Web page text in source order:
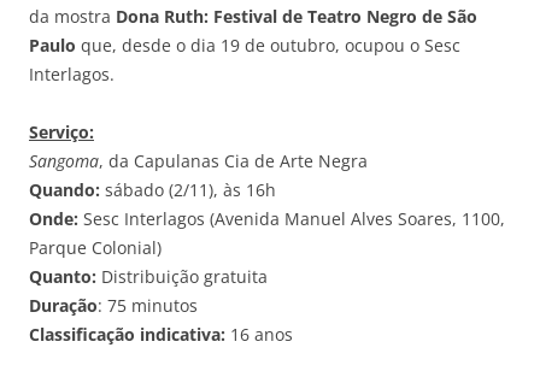
da mostra Dona Ruth: Festival de Teatro Negro de São
Paulo que, desde o dia 19 de outubro, ocupou o Sesc
Interlagos.
Serviço:
Sangoma, da Capulanas Cia de Arte Negra
Quando: sábado (2/11), às 16h
Onde: Sesc Interlagos (Avenida Manuel Alves Soares, 1100,
Parque Colonial)
Quanto: Distribuição gratuita
Duração: 75 minutos
Classificação indicativa: 16 anos